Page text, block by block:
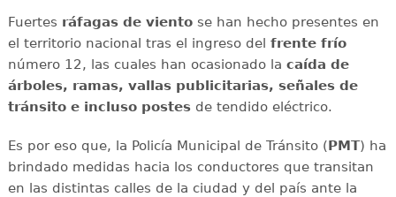
Fuertes ráfagas de vientose han hecho presentes en
el territorio nacional tras el ingreso del frente frío
número 12, las cuales han ocasionado la caída de
árboles, ramas, vallas publicitarias, señales de
tránsito e incluso postesde tendido eléctrico.
Es por eso que, la Policía Municipal de Tránsito (PMT) ha
brindado medidas hacia los conductores que transitan
en las distintas calles de la ciudad y del país ante la